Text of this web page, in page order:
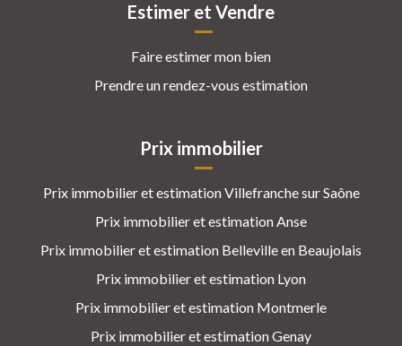
Estimer et Vendre
Faire estimer mon bien
Prendre un rendez-vous estimation
Prix immobilier
Prix immobilier et estimation Villefranche sur Saône
Prix immobilier et estimation Anse
Prix immobilier et estimation Belleville en Beaujolais
Prix immobilier et estimation Lyon
Prix immobilier et estimation Montmerle
Prix immobilier et estimation Genay